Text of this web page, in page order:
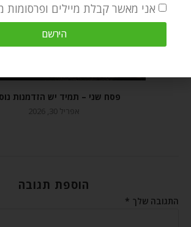
פסח שני – תמיד יש הזדמנות
אפריל 30, 2026
הוספת תגובה
התגובה שלך *
אני מאשר קבלת מיילים
הירשם